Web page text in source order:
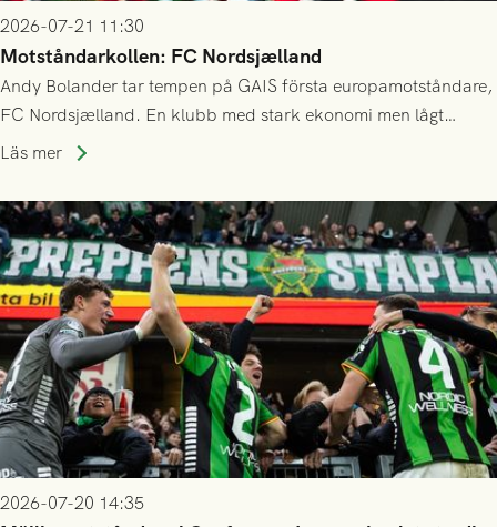
2026-07-21 11:30
Motståndarkollen: FC Nordsjælland
Andy Bolander tar tempen på GAIS första europamotståndare,
FC Nordsjælland. En klubb med stark ekonomi men lågt
publiksnitt, ett lag med både kollektiv styrka och individuell
Läs mer
2026-07-20 14:35